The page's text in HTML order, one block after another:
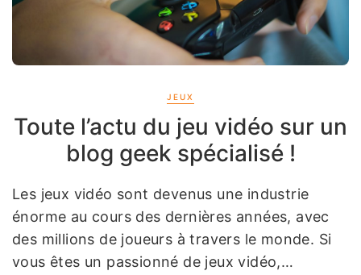
JEUX
Toute l’actu du jeu vidéo sur un
blog geek spécialisé !
Les jeux vidéo sont devenus une industrie
énorme au cours des dernières années, avec
des millions de joueurs à travers le monde. Si
vous êtes un passionné de jeux vidéo,…